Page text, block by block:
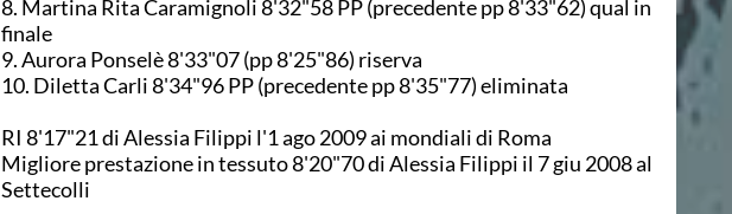
8. Martina Rita Caramignoli 8'32"58 PP (precedente pp 8'33"62) qual in
finale
9. Aurora Ponselè 8'33"07 (pp 8'25"86) riserva
10. Diletta Carli 8'34"96 PP (precedente pp 8'35"77) eliminata
RI 8'17"21 di Alessia Filippi l'1 ago 2009 ai mondiali di Roma
Migliore prestazione in tessuto 8'20"70 di Alessia Filippi il 7 giu 2008 al
Settecolli